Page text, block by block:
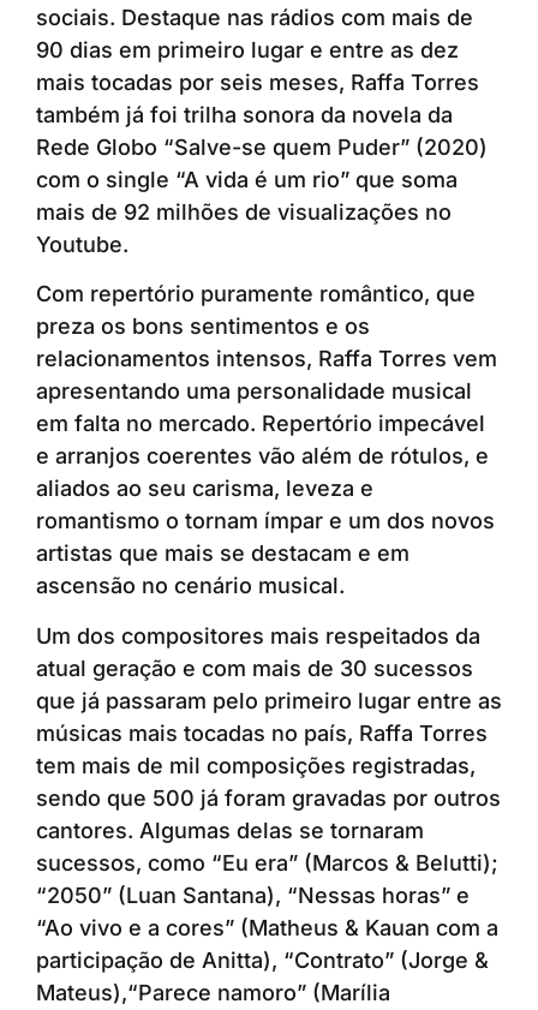
sociais. Destaque nas rádios com mais de
90 dias em primeiro lugar e entre as dez
mais tocadas por seis meses, Raffa Torres
também já foi trilha sonora da novela da
Rede Globo “Salve-se quem Puder” (2020)
com o single “A vida é um rio” que soma
mais de 92 milhões de visualizações no
Youtube.
Com repertório puramente romântico, que
preza os bons sentimentos e os
relacionamentos intensos, Raffa Torres vem
apresentando uma personalidade musical
em falta no mercado. Repertório impecável
e arranjos coerentes vão além de rótulos, e
aliados ao seu carisma, leveza e
romantismo o tornam ímpar e um dos novos
artistas que mais se destacam e em
ascensão no cenário musical.
Um dos compositores mais respeitados da
atual geração e com mais de 30 sucessos
que já passaram pelo primeiro lugar entre as
músicas mais tocadas no país, Raffa Torres
tem mais de mil composições registradas,
sendo que 500 já foram gravadas por outros
cantores. Algumas delas se tornaram
sucessos, como “Eu era” (Marcos & Belutti);
“2050” (Luan Santana), “Nessas horas” e
“Ao vivo e a cores” (Matheus & Kauan com a
participação de Anitta), “Contrato” (Jorge &
Mateus),“Parece namoro” (Marília